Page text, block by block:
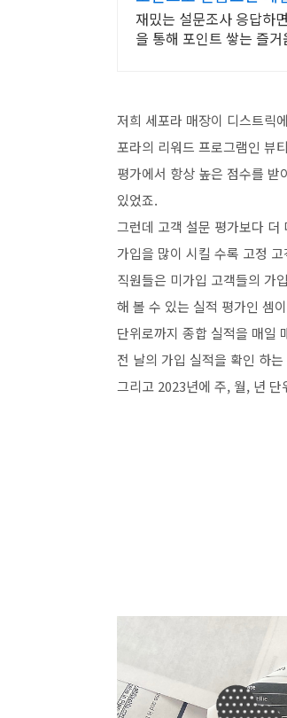
재밌는 설문조사 응답하
을 통해 포인트 쌓는 즐
저희 세포라 매장이 디스트릭
포라의 리워드 프로그램인 뷰
평가에서 항상 높은 점수를
있었죠.
그런데 고객 설문 평가보다 더
가입을 많이 시킬 수록 고정
직원들은 미가입 고객들의 가
해 볼 수 있는 실적 평가인 셈
단위로까지 종합 실적을 매일
전 날의 가입 실적을 확인 하
그리고 2023년에 주, 월, 년